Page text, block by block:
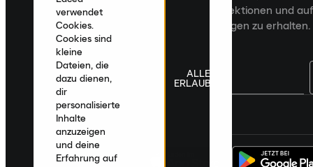
Veröffentlichungen, kuratierte Kollektionen und
zugeschnittene Produktempfehlungen zu erhalten.
verwendet
Cookies.
Cookies sind
kleine
Dateien, die
dazu dienen,
dir
personalisierte
Inhalte
anzuzeigen
und deine
Erfahrung auf
ALLE
ERLAUBEN